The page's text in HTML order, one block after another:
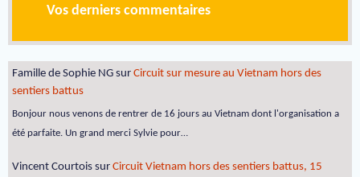
Vos derniers commentaires
Famille de Sophie NG sur Circuit sur mesure au Vietnam hors des
sentiers battus
Bonjour nous venons de rentrer de 16 jours au Vietnam dont l'organisation a
été parfaite. Un grand merci Sylvie pour…
Vincent Courtois sur Circuit Vietnam hors des sentiers battus, 15